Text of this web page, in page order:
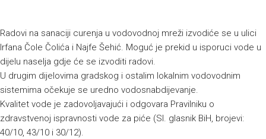
Radovi na sanaciji curenja u vodovodnoj mreži izvodiće se u ulici
Irfana Čole Čolića i Najfe Šehić. Moguć je prekid u isporuci vode u
dijelu naselja gdje će se izvoditi radovi.
U drugim dijelovima gradskog i ostalim lokalnim vodovodnim
sistemima očekuje se uredno vodosnabdijevanje.
Kvalitet vode je zadovoljavajući i odgovara Pravilniku o
zdravstvenoj ispravnosti vode za piće (Sl. glasnik BiH, brojevi:
40/10, 43/10 i 30/12).